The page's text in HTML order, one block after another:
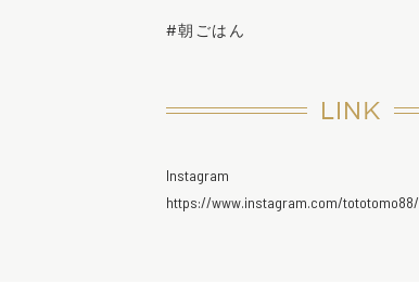
#朝ごはん
LINK
Instagram
https://www.instagram.com/tototomo88/